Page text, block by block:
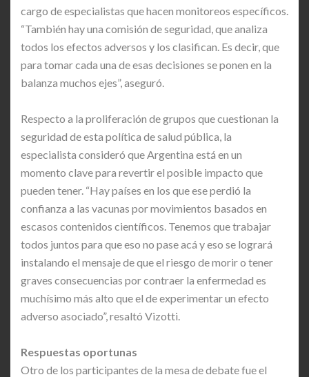
cargo de especialistas que hacen monitoreos específicos.
“También hay una comisión de seguridad, que analiza
todos los efectos adversos y los clasifican. Es decir, que
para tomar cada una de esas decisiones se ponen en la
balanza muchos ejes”, aseguró.
Respecto a la proliferación de grupos que cuestionan la
seguridad de esta política de salud pública, la
especialista consideró que Argentina está en un
momento clave para revertir el posible impacto que
pueden tener. “Hay países en los que ese perdió la
confianza a las vacunas por movimientos basados en
escasos contenidos científicos. Tenemos que trabajar
todos juntos para que eso no pase acá y eso se logrará
instalando el mensaje de que el riesgo de morir o tener
graves consecuencias por contraer la enfermedad es
muchísimo más alto que el de experimentar un efecto
adverso asociado”, resaltó Vizotti.
Respuestas oportunas
Otro de los participantes de la mesa de debate fue el